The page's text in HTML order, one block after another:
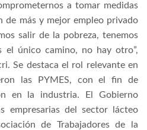
a tomar medidas
de más y mejor empleo privado
salir de la pobreza, tenemos
el único camino, no hay otro”,
Se destaca el rol relevante en
las PYMES, con el fin de
en la industria. El Gobierno
empresarias del sector lácteo
de Trabajadores de la